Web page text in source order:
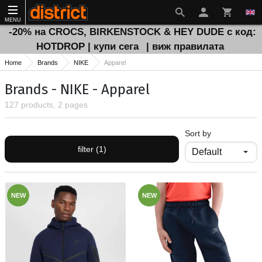
MENU
-20% на CROCS, BIRKENSTOCK & HEY DUDE с код:
HOTDROP | купи сега
| виж правилата
Home Brands NIKE Apparel
Brands - NIKE - Apparel
127 products, 2 pages
filter (1)
Sort by
NEW NEW